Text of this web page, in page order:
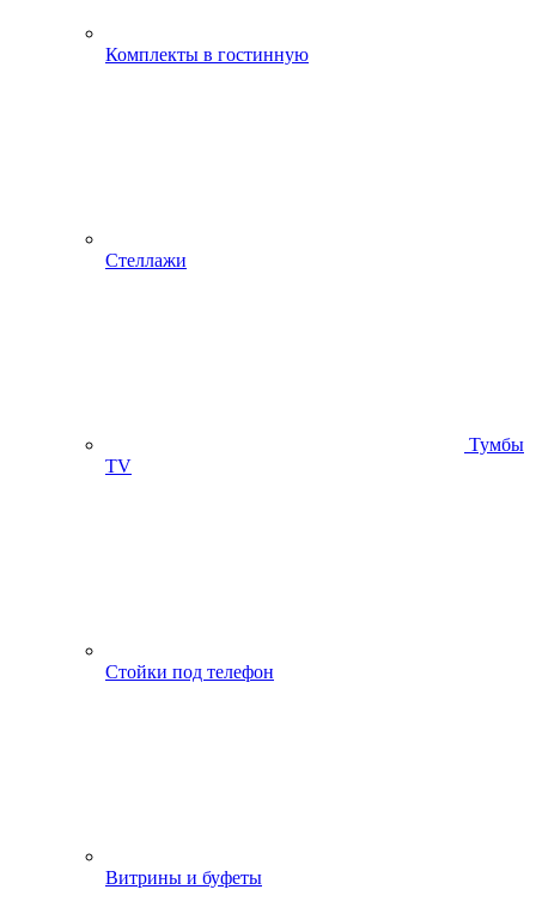
Комплекты в гостинную
Стеллажи
Тумбы
ТV
Стойки под телефон
Витрины и буфеты